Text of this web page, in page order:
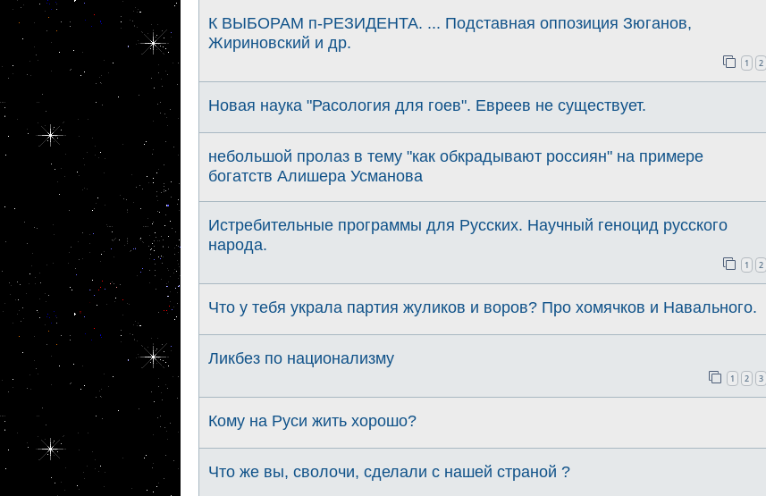
К ВЫБОРАМ п-РЕЗИДЕНТА. ... Подставная оппозиция Зюганов,
Жириновский и др.
1 2
Новая наука "Расология для гоев". Евреев не существует.
небольшой пролаз в тему "как обкрадывают россиян" на примере
богатств Алишера Усманова
Истребительные программы для Русских. Научный геноцид русского
народа.
1 2
Что у тебя украла партия жуликов и воров? Про хомячков и Навального.
Ликбез по национализму
1 2 3
Кому на Руси жить хорошо?
Что же вы, сволочи, сделали с нашей стpаной ?